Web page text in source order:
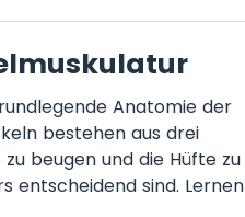
Anatomie der
bestehen aus drei
beugen und die Hüfte zu
entscheidend sind. Lernen